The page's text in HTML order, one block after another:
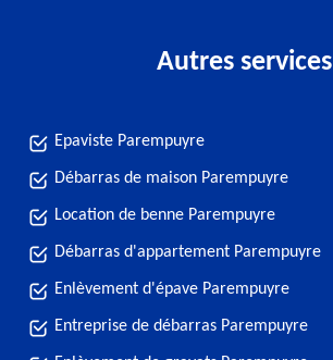
Autres services
Epaviste Parempuyre
Débarras de maison Parempuyre
Location de benne Parempuyre
Débarras d'appartement Parempuyre
Enlèvement d'épave Parempuyre
Entreprise de débarras Parempuyre